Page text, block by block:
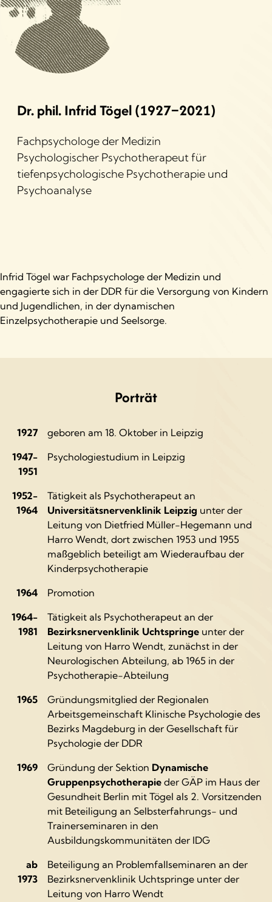
Dr. phil. Infrid Tögel (1927–2021)
Fachpsychologe der Medizin
Psychologischer Psychotherapeut für
tiefenpsychologische Psychotherapie und
Psychoanalyse
Infrid Tögel war Fachpsychologe der Medizin und
engagierte sich in der DDR für die Versorgung von Kindern
und Jugendlichen, in der dynamischen
Einzelpsychotherapie und Seelsorge.
Porträt
1927
geboren am 18. Oktober in Leipzig
1947-
1951
Psychologiestudium in Leipzig
1952-
1964
Tätigkeit als Psychotherapeut an
Universitätsnervenklinik Leipzig unter der
Leitung von Dietfried Müller-Hegemann und
Harro Wendt, dort zwischen 1953 und 1955
maßgeblich beteiligt am Wiederaufbau der
Kinderpsychotherapie
1964
Promotion
1964-
1981
Tätigkeit als Psychotherapeut an der
Bezirksnervenklinik Uchtspringe unter der
Leitung von Harro Wendt, zunächst in der
Neurologischen Abteilung, ab 1965 in der
Psychotherapie-Abteilung
1965
Gründungsmitglied der Regionalen
Arbeitsgemeinschaft Klinische Psychologie des
Bezirks Magdeburg in der Gesellschaft für
Psychologie der DDR
1969
Gründung der Sektion Dynamische
Gruppenpsychotherapie der GÄP im Haus der
Gesundheit Berlin mit Tögel als 2. Vorsitzenden
mit Beteiligung an Selbsterfahrungs- und
Trainerseminaren in den
Ausbildungskommunitäten der IDG
ab
1973
Beteiligung an Problemfallseminaren an der
Bezirksnervenklinik Uchtspringe unter der
Leitung von Harro Wendt